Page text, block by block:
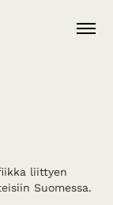
liittyen
Suomessa.